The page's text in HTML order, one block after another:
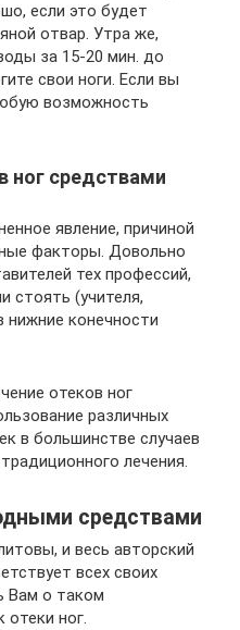
если это будет
отвар. Утра же,
за 15-20 мин. до
свои ноги. Если вы
возможность
ног средствами
явление, причиной
факторы. Довольно
тех профессий,
стоять (учителя,
нижние конечности
отеков ног
различных
в большинстве случаев
лечения.
средствами
и весь авторский
всех своих
Вам о таком
отеки ног.